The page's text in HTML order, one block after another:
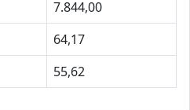
7.844,00
64,17
55,62